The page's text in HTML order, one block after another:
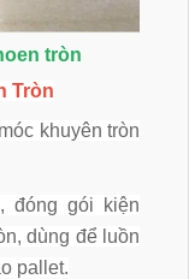
tròn
Tròn
khuyên tròn
đóng gói kiện
dùng để luồn
pallet.